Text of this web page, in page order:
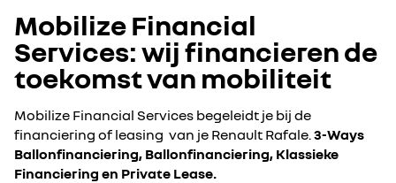
Mobilize Financial
Services: wij financieren de
toekomst van mobiliteit
Mobilize Financial Services begeleidt je bij de
financiering of leasing van je Renault Rafale.3-Ways
Ballonfinanciering, Ballonfinanciering, Klassieke
Financiering en Private Lease.